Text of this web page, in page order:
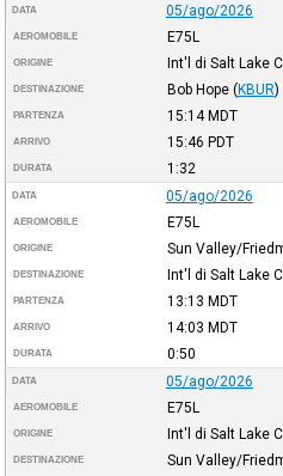
DATA 05/ago/2026
AEROMOBILE E75L
ORIGINE Int'l di Salt Lake
DESTINAZIONE Bob Hope (KBUR)
PARTENZA 15:14MDT
ARRIVO 15:46 PDT
DURATA 1:32
DATA 05/ago/2026
AEROMOBILE E75L
ORIGINE Sun Valley/
DESTINAZIONE Int'l di Salt Lake
PARTENZA 13:13 MDT
ARRIVO 14:03 MDT
DURATA 0:50
DATA 05/ago/2026
AEROMOBILE E75L
ORIGINE Int'l di Salt Lake
DESTINAZIONE Sun Valley/